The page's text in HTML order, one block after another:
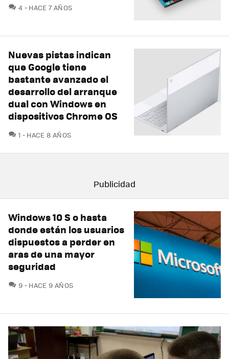
4 COMENTARIOS
HACE 7 AÑOS
Nuevas pistas indican
que Google tiene
bastante avanzado el
desarrollo del arranque
dual con Windows en
dispositivos Chrome OS
1 COMENTARIOS
HACE 8 AÑOS
Windows 10 S o hasta
donde están los usuarios
dispuestos a perder en
aras de una mayor
seguridad
9 COMENTARIOS
HACE 9 AÑOS